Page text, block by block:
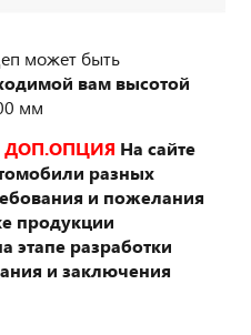
может быть
вам высотой
мм
ДОП.ОПЦИЯ На сайте
разных
и пожелания
продукции
этапе разработки
и заключения